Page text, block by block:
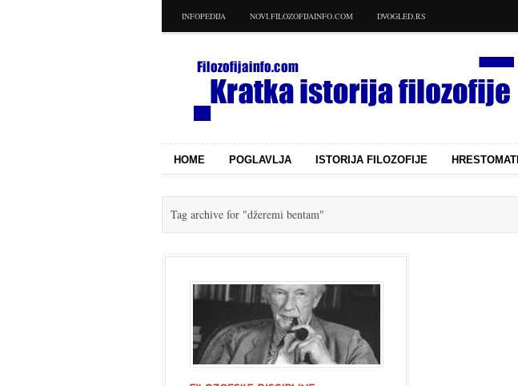
INFOPEDIJA NOVI.FILOZOFIJAINFO.COM DVOGLED.RS
HOME POGLAVLJA ISTORIJA FILOZOFIJE
Tag archive for "džeremi bentam"